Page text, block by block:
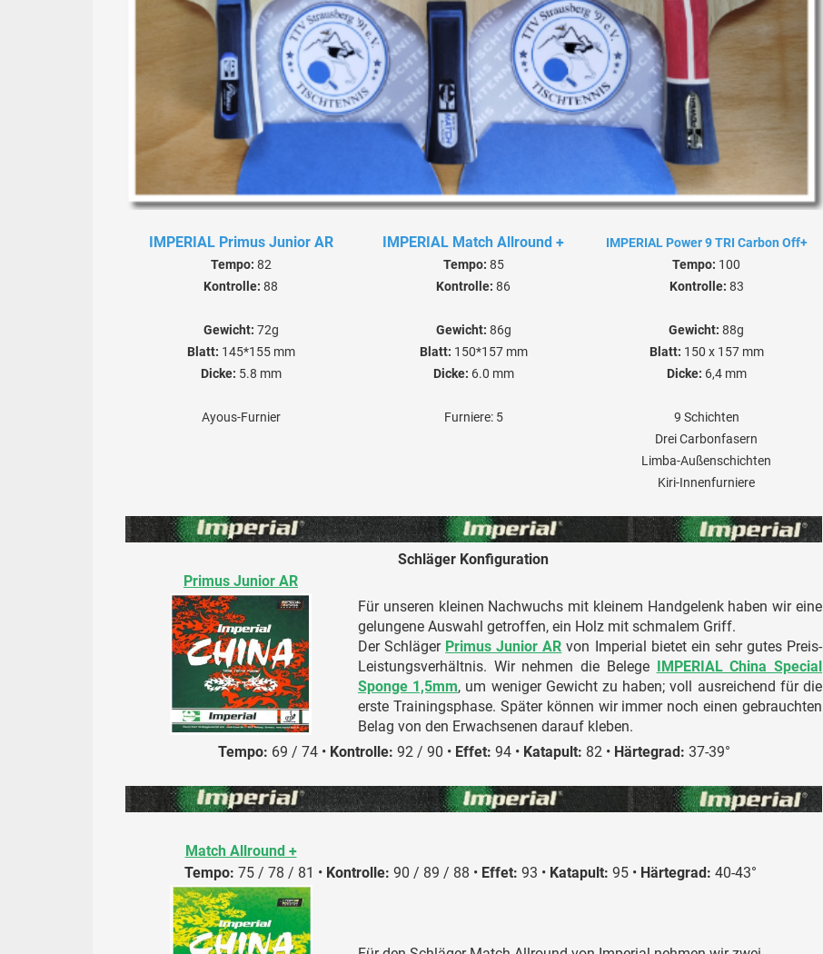
IMPERIAL Primus Junior AR IMPERIAL Match Allround +
IMPERIAL Power 9 TRI Carbon Off+
Tempo: 82 Tempo: 85 Tempo: 100
Kontrolle: 88 Kontrolle: 86 Kontrolle: 83
Gewicht: 72g Gewicht: 86g Gewicht: 88g
Blatt: 145*155 mm Blatt: 150*157 mm Blatt: 150 x 157 mm
Dicke: 5.8 mm Dicke: 6.0 mm Dicke: 6,4 mm
Ayous-Furnier Furniere: 5
9 Schichten
Drei Carbonfasern
Limba-Außenschichten
Kiri-Innenfurniere
Schläger Konfiguration
Primus Junior AR
Für unseren kleinen Nachwuchs mit kleinem Handgelenk haben wir eine
gelungene Auswahl getroffen, ein Holz mit schmalem Griff.
Der Schläger Primus Junior AR von Imperial bietet ein sehr gutes Preis-
Leistungsverhältnis. Wir nehmen die Belege
IMPERIAL China Special
Sponge 1,5mm, um weniger Gewicht zu haben; voll ausreichend für die
erste Trainingsphase. Später können wir immer noch einen gebrauchten
Belag von den Erwachsenen darauf kleben.
Tempo: 69 / 74 • Kontrolle: 92 / 90 • Effet: 94 • Katapult: 82 • Härtegrad: 37-39°
Match Allround +
Tempo: 75 / 78 / 81 • Kontrolle: 90 / 89 / 88 • Effet: 93 • Katapult: 95 • Härtegrad: 40-43°